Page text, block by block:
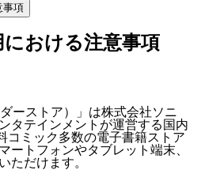
事項
における注意事項
ダーストア）」は株式会社ソニ
タテインメントが運営する国内
コミック多数の電子書籍ストア
ートフォンやタブレット端末、
ただけます。